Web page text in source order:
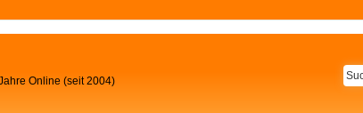
Online (seit 2004)